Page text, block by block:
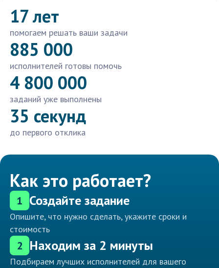
17 лет
помогаем решать ваши задачи
885 000
исполнителей готовы помочь
4 800 000
заданий уже выполнены
35 секунд
до первого отклика
Как это работает?
1 Создайте задание
Опишите, что нужно сделать, укажите сроки и
стоимость
2 Находим за 2 минуты
Подбираем лучших исполнителей для вашего